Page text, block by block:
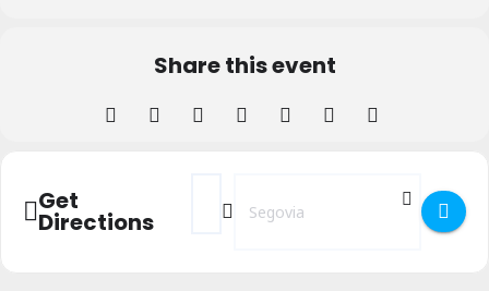
Share this event
Get
Directions
Address - Ciclo Correa de Arauxo
Destination Address - Ciclo